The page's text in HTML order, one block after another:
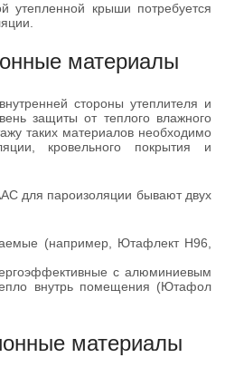
утепленной крыши потребуется
материалы
стороны утеплителя и
защиты от теплого влажного
таких материалов необходимо
кровельного покрытия и
для пароизоляции бывают двух
(например, Ютафлект Н96,
с алюминиевым
внутрь помещения (Ютафол
материалы